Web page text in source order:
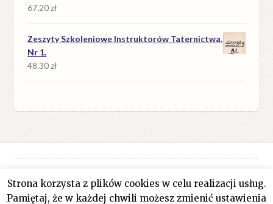
67.20zł
Zeszyty Szkoleniowe Instruktorów Taternictwa.
Nr 1.
48.30zł
© Antykwariat Filar 2026
Polityka prywatności
Stworzone z WooCommerce.
Strona korzysta z plików cookies w celu realizacji usług.
Pamiętaj, że w każdej chwili możesz zmienić ustawienia